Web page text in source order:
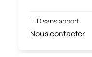
LLD sans apport
Nous contacter